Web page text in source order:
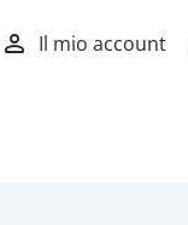
person Il mio account